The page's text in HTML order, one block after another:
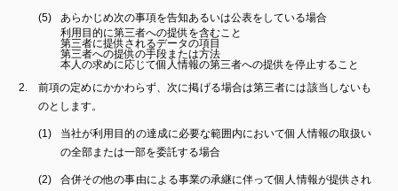
あらかじめ次の事項を告知あるいは公表をしている場合
利用目的に第三者への提供を含むこと
第三者に提供されるデータの項目
第三者への提供の手段または方法
本人の求めに応じて個人情報の第三者への提供を停止すること
前項の定めにかかわらず、次に掲げる場合は第三者には該当しないも
のとします。
当社が利用目的の達成に必要な範囲内において個人情報の取扱い
の全部または一部を委託する場合
合併その他の事由による事業の承継に伴って個人情報が提供され